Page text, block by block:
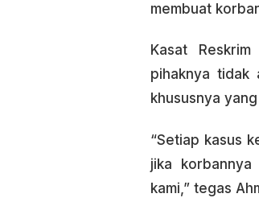
membuat
Kasat
pihaknya tidak
khususnya
“Setiap kasus
jika korbannya
kami,” tegas